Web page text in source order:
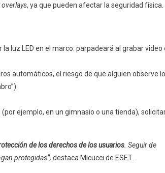
overlays, ya que pueden afectar la seguridad física.
luz LED en el marco: parpadeará al grabar video
automáticos, el riesgo de que alguien observe lo
ejemplo, en un gimnasio o una tienda),
de los derechos de los usuarios . Seguir de
protegidas”, destaca Micucci de ESET.